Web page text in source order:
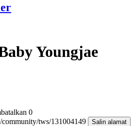
Youngjae
0
tws/131004149
Salin alamat